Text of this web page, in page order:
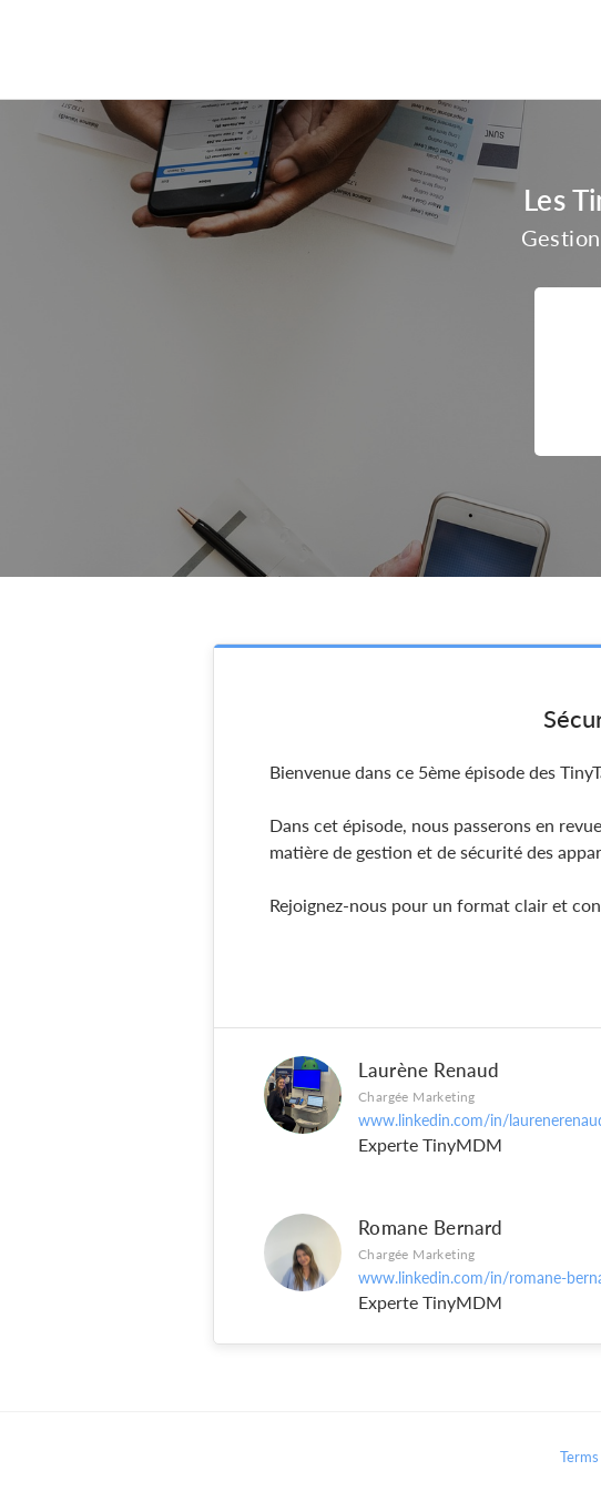
Les
Bienvenue dans ce 5ème épisode des
Dans cet épisode, nous passerons en
matière de gestion et de sécurité des
Rejoignez-nous pour un format clair et
Laurène Renaud
Chargée Marketing
www.linkedin.com/in/
Experte TinyMDM
Romane Bernard
Chargée Marketing
www.linkedin.com/in/romane-
Experte TinyMDM